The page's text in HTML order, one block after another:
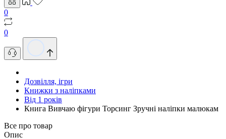
0
0
Дозвілля, ігри
Книжки з наліпками
Від 1 років
Книга Вивчаю фігури Торсинг Зручні наліпки малюкам
Все про товар
Опис